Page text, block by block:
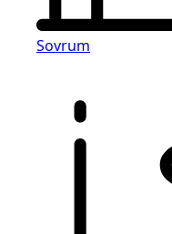
Sovrum